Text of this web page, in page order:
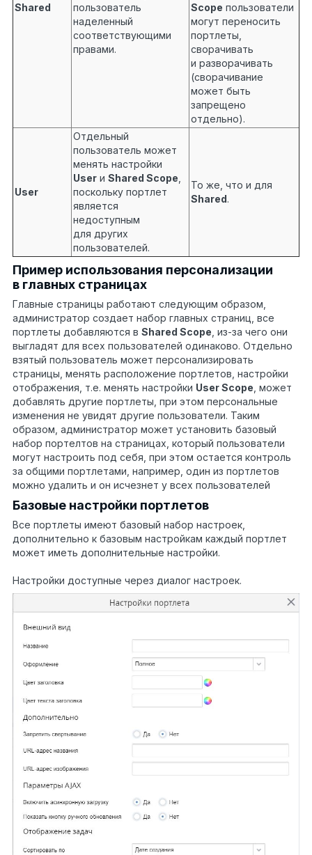
Shared
пользователь
наделенный
соответствующими
правами.
Scope пользователи
могут переносить
портлеты,
сворачивать
и разворачивать
(сворачивание
может быть
запрещено
отдельно).
User
Отдельный
пользователь может
менять настройки
User и Shared Scope
поскольку портлет
является
недоступным
для других
пользователей.
То же, что и для
Shared.
Пример использования персонализации
в главных страницах
Главные страницы работают следующим образом,
администратор создает набор главных страниц, все
портлеты добавляются в Shared Scope , из-за чего они
выгладят для всех пользователей одинаково. Отдельно
взятый пользователь может персонализировать
страницы, менять расположение портлетов, настройки
отображения, т.е. менять настройки User Scope , может
добавлять другие портлеты, при этом персональные
изменения не увидят другие пользователи. Таким
образом, администратор может установить базовый
набор портелтов на страницах, который пользователи
могут настроить под себя, при этом остается контроль
за общими портлетами, например, один из портлетов
можно удалить и он исчезнет у всех пользователей
Базовые настройки портлетов
Все портлеты имеют базовый набор настроек,
дополнительно к базовым настройкам каждый портлет
может иметь дополнительные настройки.
Настройки доступные через диалог настроек.